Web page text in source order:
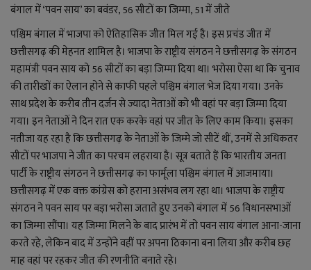
सोशल मीडिया
Gallery
बंगाल में ‘पवन साय’ का बवंडर, 56 सीटों का जिम्मा, 51 में जीते
पश्चिम बंगाल में भाजपा को ऐतिहासिक जीत मिल गई है। इस प्रचंड जीत में
छत्तीसगढ़ की मेहनत शामिल है। भाजपा के राष्ट्रीय संगठन ने छत्तीसगढ़ के संगठन
महामंत्री पवन साय को 56 सीटों का बड़ा जिम्मा दिया था। भरोसा ऐसा था कि चुनाव
की तारीखों का ऐलान होने से काफी पहले पश्चिम बंगाल भेज दिया गया। उनके
साथ प्रदेश के करीब तीन दर्जन से ज्यादा नेताओं को भी वहां पर बड़ा जिम्मा दिया
गया। इन नेताओं ने दिन रात एक करके वहां पर जीत के लिए काम किया। इसका
नतीजा यह रहा है कि छत्तीसगढ़ के नेताओं के जिम्मे जो सीटें थीं, उनमें से अधिकतर
सीटों पर भाजपा ने जीत का परचम लहराया है। सूत्र बताते हैं कि भारतीय जनता
पार्टी के राष्ट्रीय संगठन ने छत्तीसगढ़ का फार्मूला पश्चिम बंगाल में आजमाया।
छत्तीसगढ़ में एक वक्त कांग्रेस को हराना असंभव लग रहा था। भाजपा के राष्ट्रीय
संगठन ने पवन साय पर बड़ा भरोसा जताते हुए उनको बंगाल में 56 विधानसभाओं
का जिम्मा सौंपा। यह जिम्मा मिलने के बाद प्रारंभ में तो पवन साय बंगाल आना-जाना
करते रहे, लेकिन बाद में उन्होंने वहीं पर अपना ठिकाना बना लिया और करीब छह
माह वहां पर रहकर जीत की रणनीति बनाते रहे।